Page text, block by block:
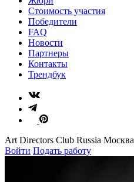
Стоимость участия
Победители
FAQ
Новости
Партнеры
Контакты
Трендбук
Art Directors Club Russia Москва
Войти Подать работу